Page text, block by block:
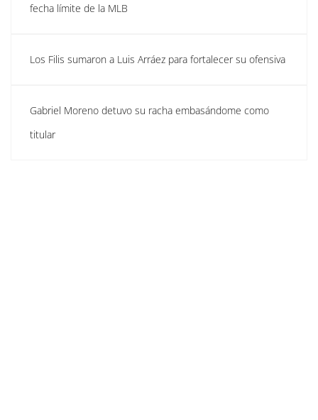
fecha límite de la MLB
Los Filis sumaron a Luis Arráez para fortalecer su ofensiva
Gabriel Moreno detuvo su racha embasándome como
titular